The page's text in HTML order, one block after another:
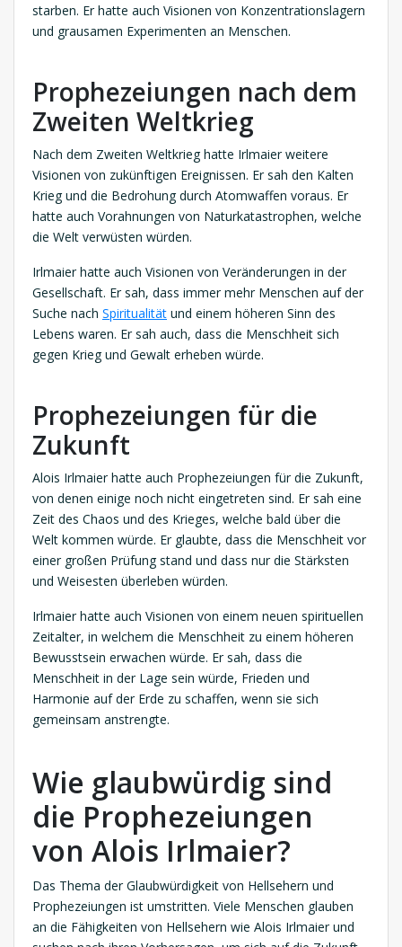
starben. Er hatte auch Visionen von Konzentrationslagern
und grausamen Experimenten an Menschen.
Prophezeiungen nach dem
Zweiten Weltkrieg
Nach dem Zweiten Weltkrieg hatte Irlmaier weitere
Visionen von zukünftigen Ereignissen. Er sah den Kalten
Krieg und die Bedrohung durch Atomwaffen voraus. Er
hatte auch Vorahnungen von Naturkatastrophen, welche
die Welt verwüsten würden.
Irlmaier hatte auch Visionen von Veränderungen in der
Gesellschaft. Er sah, dass immer mehr Menschen auf der
Suche nach Spiritualität und einem höheren Sinn des
Lebens waren. Er sah auch, dass die Menschheit sich
gegen Krieg und Gewalt erheben würde.
Prophezeiungen für die
Zukunft
Alois Irlmaier hatte auch Prophezeiungen für die Zukunft,
von denen einige noch nicht eingetreten sind. Er sah eine
Zeit des Chaos und des Krieges, welche bald über die
Welt kommen würde. Er glaubte, dass die Menschheit vor
einer großen Prüfung stand und dass nur die Stärksten
und Weisesten überleben würden.
Irlmaier hatte auch Visionen von einem neuen spirituellen
Zeitalter, in welchem die Menschheit zu einem höheren
Bewusstsein erwachen würde. Er sah, dass die
Menschheit in der Lage sein würde, Frieden und
Harmonie auf der Erde zu schaffen, wenn sie sich
gemeinsam anstrengte.
Wie glaubwürdig sind
die Prophezeiungen
von Alois Irlmaier?
Das Thema der Glaubwürdigkeit von Hellsehern und
Prophezeiungen ist umstritten. Viele Menschen glauben
an die Fähigkeiten von Hellsehern wie Alois Irlmaier und